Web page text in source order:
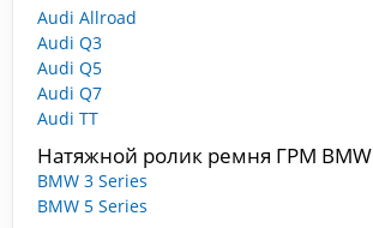
Audi Allroad
Audi Q3
Audi Q5
Audi Q7
Audi TT
Натяжной ролик ремня ГРМ BMW
BMW 3 Series
BMW 5 Series